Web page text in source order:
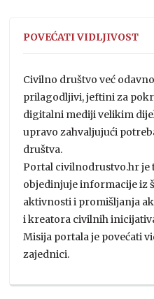
POVEĆATI VIDLJIVOST
Civilno društvo već
prilagodljivi, jeftini za
digitalni mediji velikim
upravo zahvaljujući
društva.
Portal civilnodrustvo.hr je
objedinjuje informacije iz
aktivnosti i promišljanja
i kreatora civilnih
Misija portala je povećati
zajednici.